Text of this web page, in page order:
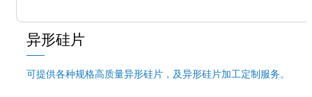
异形硅片
可提供各种规格高质量异形硅片，及异形硅片加工定制服务。